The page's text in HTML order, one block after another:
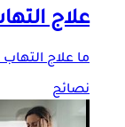
علاج
ما علاج
نصائح